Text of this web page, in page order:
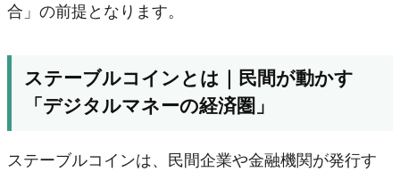
合」の前提となります。
ステーブルコインとは｜民間が動かす
「デジタルマネーの経済圏」
ステーブルコインは、民間企業や金融機関が発行す